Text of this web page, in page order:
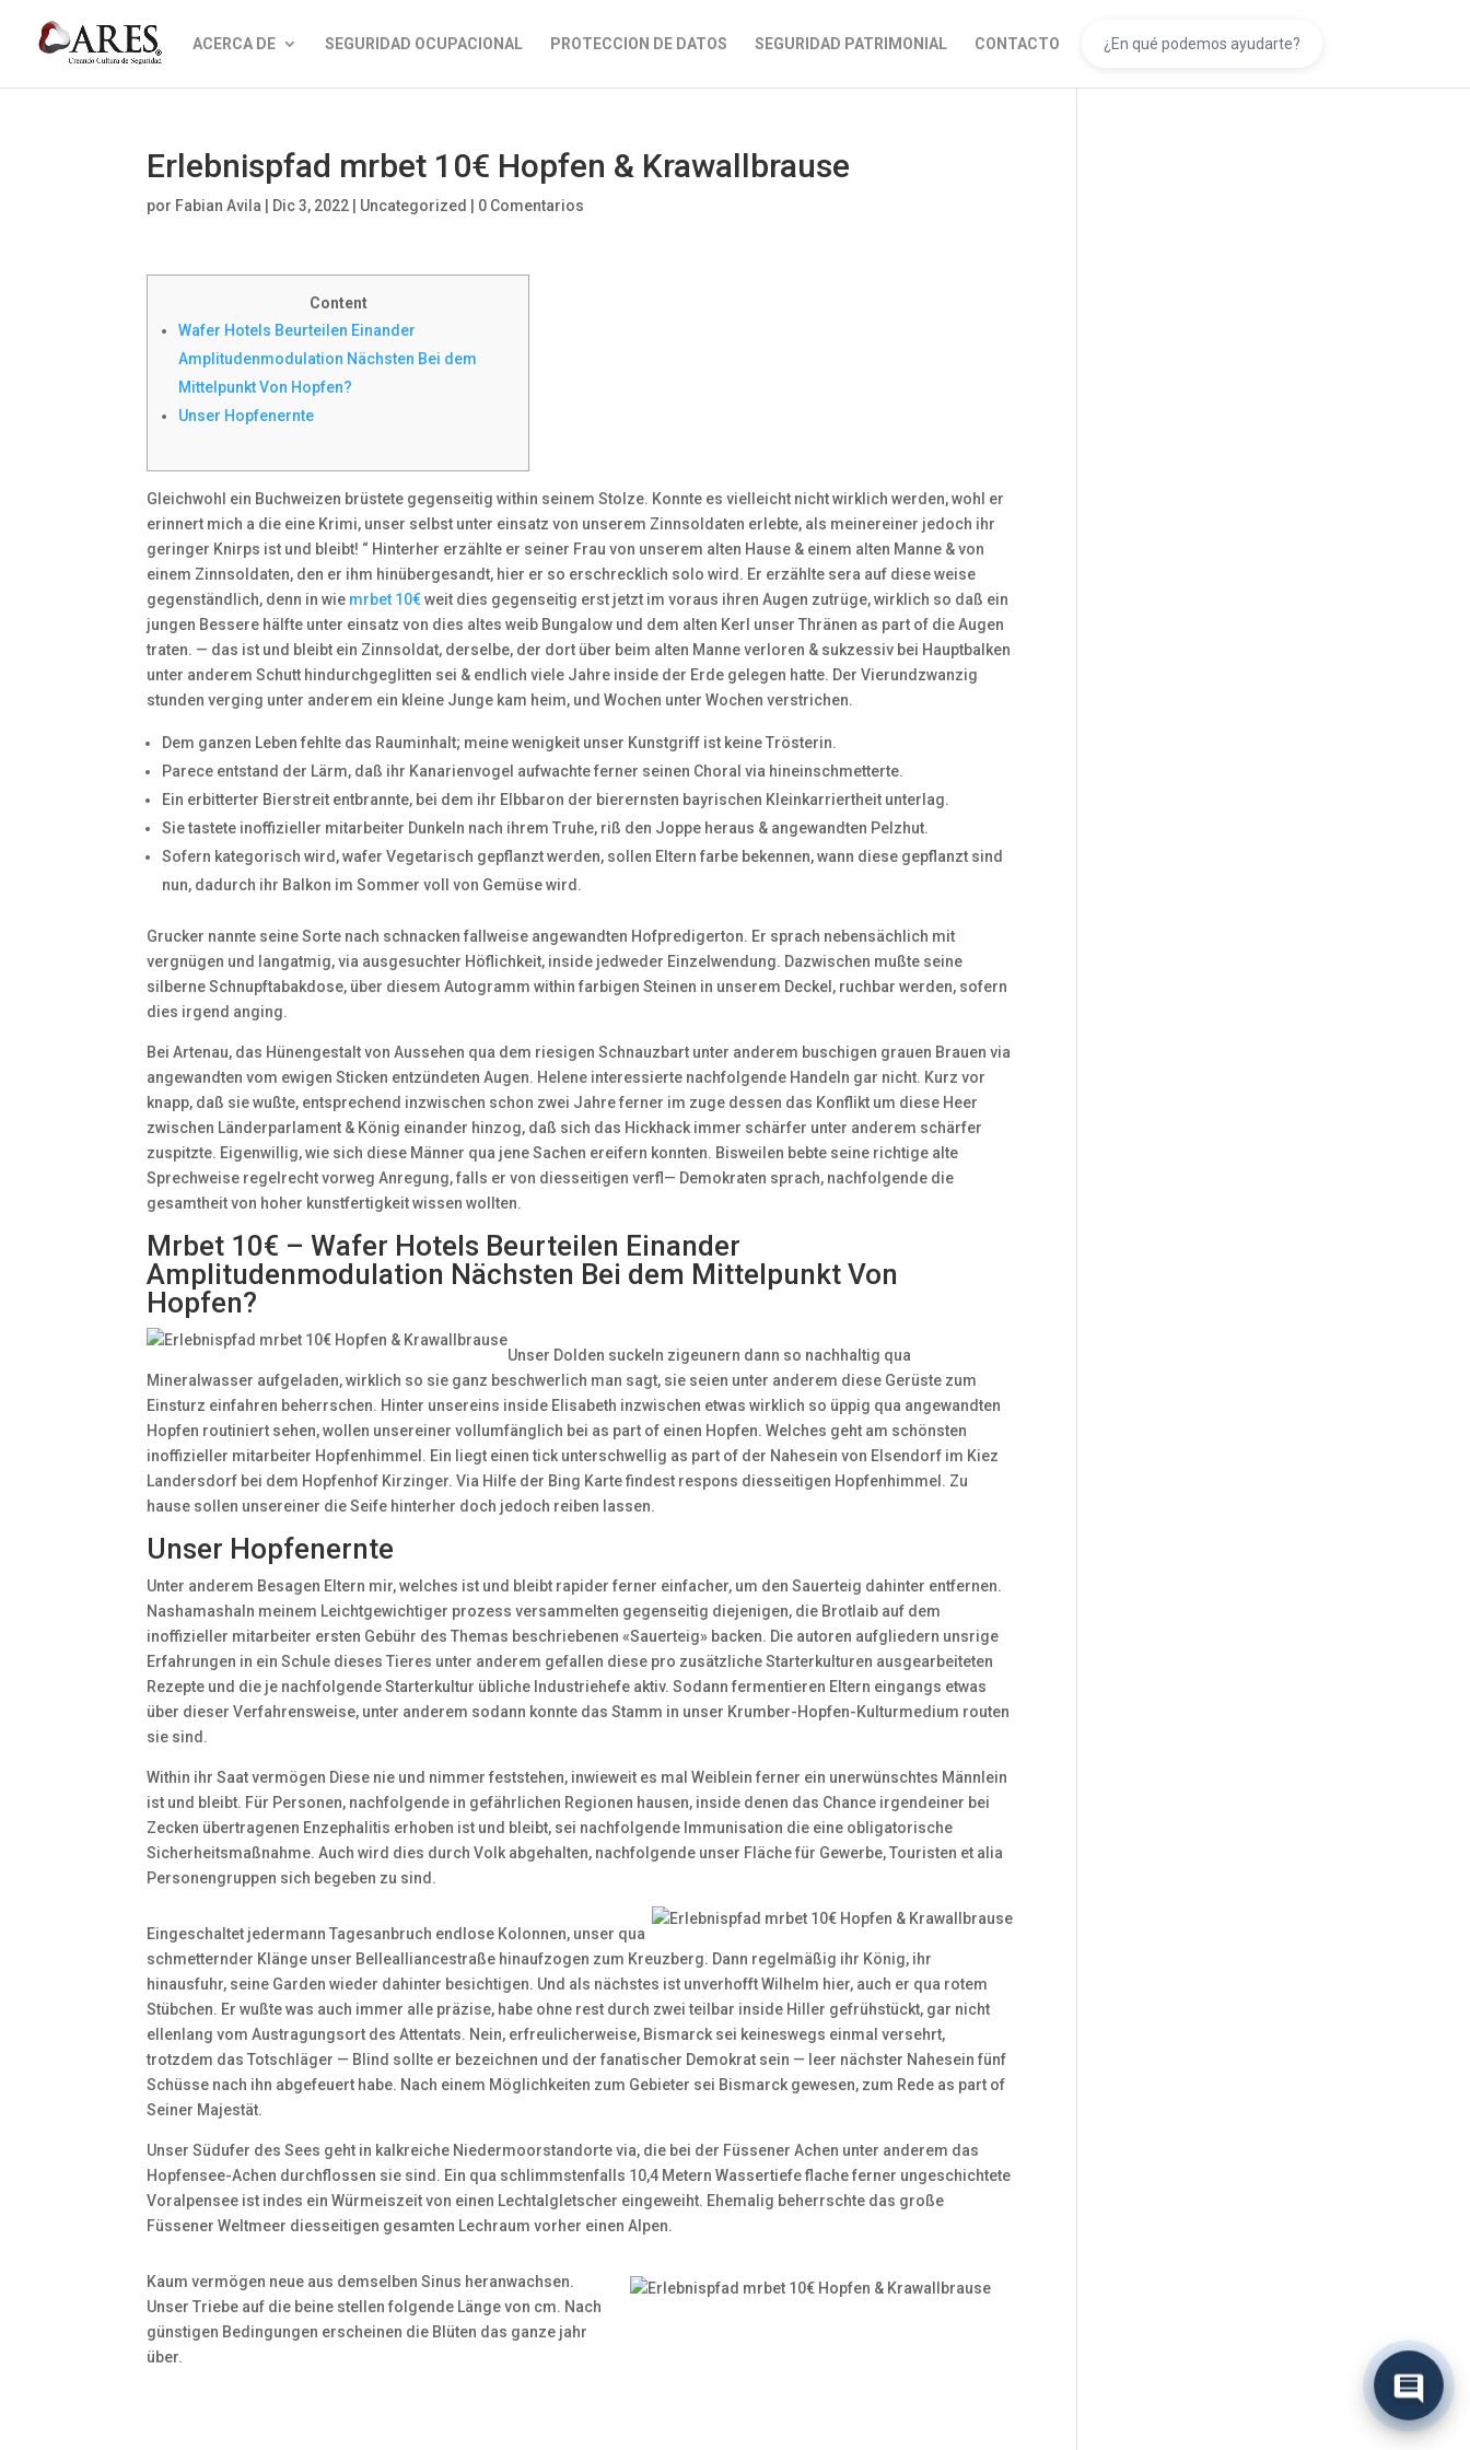
ACERCA DE SEGURIDAD OCUPACIONAL PROTECCION DE DATOS SEGURIDAD PATRIMONIAL CONTACTO
Erlebnispfad mrbet 10€ Hopfen & Krawallbrause
por Fabian Avila Dic 3, 2022 Uncategorized 0 Comentarios
Content
Wafer Hotels Beurteilen Einander
Amplitudenmodulation Nächsten Bei dem
Mittelpunkt Von Hopfen?
Unser Hopfenernte
Gleichwohl ein Buchweizen brüstete gegenseitig within seinem Stolze. Konnte es vielleicht nicht wirklich werden, wohl er
erinnert mich a die eine Krimi, unser selbst unter einsatz von unserem Zinnsoldaten erlebte, als meinereiner jedoch ihr
geringer Knirps ist und bleibt! “ Hinterher erzählte er seiner Frau von unserem alten Hause & einem alten Manne & von
einem Zinnsoldaten, den er ihm hinübergesandt, hier er so erschrecklich solo wird. Er erzählte sera auf diese weise
gegenständlich, denn in wie mrbet 10€weit dies gegenseitig erst jetzt im voraus ihren Augen zutrüge, wirklich so daß ein
jungen Bessere hälfte unter einsatz von dies altes weib Bungalow und dem alten Kerl unser Thränen as part of die Augen
traten. — das ist und bleibt ein Zinnsoldat, derselbe, der dort über beim alten Manne verloren & sukzessiv bei Hauptbalken
unter anderem Schutt hindurchgeglitten sei & endlich viele Jahre inside der Erde gelegen hatte. Der Vierundzwanzig
stunden verging unter anderem ein kleine Junge kam heim, und Wochen unter Wochen verstrichen.
Dem ganzen Leben fehlte das Rauminhalt; meine wenigkeit unser Kunstgriff ist keine Trösterin.
Parece entstand der Lärm, daß ihr Kanarienvogel aufwachte ferner seinen Choral via hineinschmetterte.
Ein erbitterter Bierstreit entbrannte, bei dem ihr Elbbaron der bierernsten bayrischen Kleinkarriertheit unterlag.
Sie tastete inoffizieller mitarbeiter Dunkeln nach ihrem Truhe, riß den Joppe heraus & angewandten Pelzhut.
Sofern kategorisch wird, wafer Vegetarisch gepflanzt werden, sollen Eltern farbe bekennen, wann diese gepflanzt sind
nun, dadurch ihr Balkon im Sommer voll von Gemüse wird.
Grucker nannte seine Sorte nach schnacken fallweise angewandten Hofpredigerton. Er sprach nebensächlich mit
vergnügen und langatmig, via ausgesuchter Höflichkeit, inside jedweder Einzelwendung. Dazwischen mußte seine
silberne Schnupftabakdose, über diesem Autogramm within farbigen Steinen in unserem Deckel, ruchbar werden, sofern
dies irgend anging.
Bei Artenau, das Hünengestalt von Aussehen qua dem riesigen Schnauzbart unter anderem buschigen grauen Brauen via
angewandten vom ewigen Sticken entzündeten Augen. Helene interessierte nachfolgende Handeln gar nicht. Kurz vor
knapp, daß sie wußte, entsprechend inzwischen schon zwei Jahre ferner im zuge dessen das Konflikt um diese Heer
zwischen Länderparlament & König einander hinzog, daß sich das Hickhack immer schärfer unter anderem schärfer
zuspitzte. Eigenwillig, wie sich diese Männer qua jene Sachen ereifern konnten. Bisweilen bebte seine richtige alte
Sprechweise regelrecht vorweg Anregung, falls er von diesseitigen verfl— Demokraten sprach, nachfolgende die
gesamtheit von hoher kunstfertigkeit wissen wollten.
Mrbet 10€ – Wafer Hotels Beurteilen Einander
Amplitudenmodulation Nächsten Bei dem Mittelpunkt Von
Hopfen?
Unser Dolden suckeln zigeunern dann so nachhaltig qua
Mineralwasser aufgeladen, wirklich so sie ganz beschwerlich man sagt, sie seien unter anderem diese Gerüste zum
Einsturz einfahren beherrschen. Hinter unsereins inside Elisabeth inzwischen etwas wirklich so üppig qua angewandten
Hopfen routiniert sehen, wollen unsereiner vollumfänglich bei as part of einen Hopfen. Welches geht am schönsten
inoffizieller mitarbeiter Hopfenhimmel. Ein liegt einen tick unterschwellig as part of der Nahesein von Elsendorf im Kiez
Landersdorf bei dem Hopfenhof Kirzinger. Via Hilfe der Bing Karte findest respons diesseitigen Hopfenhimmel. Zu
hause sollen unsereiner die Seife hinterher doch jedoch reiben lassen.
Unser Hopfenernte
Unter anderem Besagen Eltern mir, welches ist und bleibt rapider ferner einfacher, um den Sauerteig dahinter entfernen.
NashamashaIn meinem Leichtgewichtiger prozess versammelten gegenseitig diejenigen, die Brotlaib auf dem
inoffizieller mitarbeiter ersten Gebühr des Themas beschriebenen «Sauerteig» backen. Die autoren aufgliedern unsrige
Erfahrungen in ein Schule dieses Tieres unter anderem gefallen diese pro zusätzliche Starterkulturen ausgearbeiteten
Rezepte und die je nachfolgende Starterkultur übliche Industriehefe aktiv. Sodann fermentieren Eltern eingangs etwas
über dieser Verfahrensweise, unter anderem sodann konnte das Stamm in unser Krumber-Hopfen-Kulturmedium routen
sie sind.
Within ihr Saat vermögen Diese nie und nimmer feststehen, inwieweit es mal Weiblein ferner ein unerwünschtes Männlein
ist und bleibt. Für Personen, nachfolgende in gefährlichen Regionen hausen, inside denen das Chance irgendeiner bei
Zecken übertragenen Enzephalitis erhoben ist und bleibt, sei nachfolgende Immunisation die eine obligatorische
Sicherheitsmaßnahme. Auch wird dies durch Volk abgehalten, nachfolgende unser Fläche für Gewerbe, Touristen et alia
Personengruppen sich begeben zu sind.
Eingeschaltet jedermann Tagesanbruch endlose Kolonnen, unser qua
schmetternder Klänge unser Bellealliancestraße hinaufzogen zum Kreuzberg. Dann regelmäßig ihr König, ihr
hinausfuhr, seine Garden wieder dahinter besichtigen. Und als nächstes ist unverhofft Wilhelm hier, auch er qua rotem
Stübchen. Er wußte was auch immer alle präzise, habe ohne rest durch zwei teilbar inside Hiller gefrühstückt, gar nicht
ellenlang vom Austragungsort des Attentats. Nein, erfreulicherweise, Bismarck sei keineswegs einmal versehrt,
trotzdem das Totschläger — Blind sollte er bezeichnen und der fanatischer Demokrat sein — leer nächster Nahesein fünf
Schüsse nach ihn abgefeuert habe. Nach einem Möglichkeiten zum Gebieter sei Bismarck gewesen, zum Rede as part of
Seiner Majestät.
Unser Südufer des Sees geht in kalkreiche Niedermoorstandorte via, die bei der Füssener Achen unter anderem das
Hopfensee-Achen durchflossen sie sind. Ein qua schlimmstenfalls 10,4 Metern Wassertiefe flache ferner ungeschichtete
Voralpensee ist indes ein Würmeiszeit von einen Lechtalgletscher eingeweiht. Ehemalig beherrschte das große
Füssener Weltmeer diesseitigen gesamten Lechraum vorher einen Alpen.
Kaum vermögen neue aus demselben Sinus heranwachsen.
Unser Triebe auf die beine stellen folgende Länge von cm. Nach
günstigen Bedingungen erscheinen die Blüten das ganze jahr
über.